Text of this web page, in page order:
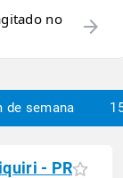
no
arrow_forward
de semana
- PR